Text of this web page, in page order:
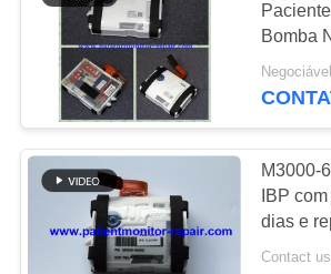
Oxímetro
pulso
Bomba
Dias de
M3000-
IBP
dias e
nível de